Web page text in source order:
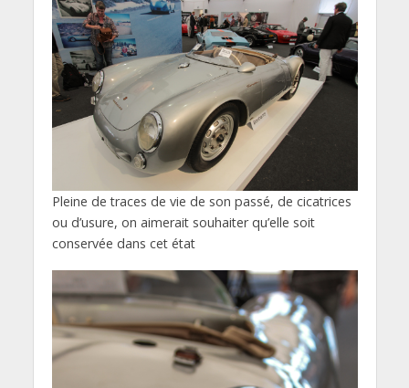
Pleine de traces de vie de son passé, de cicatrices
ou d’usure, on aimerait souhaiter qu’elle soit
conservée dans cet état